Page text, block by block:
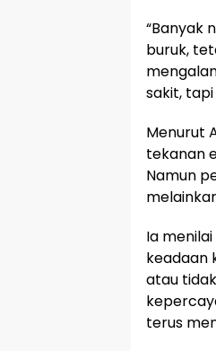
“Banyak
buruk,
sakit, tapi
Menurut
tekanan
Namun
Ia
keadaan
atau
terus